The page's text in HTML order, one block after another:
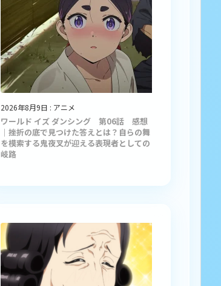
2026年8月9日 : アニメ
ワールド イズ ダンシング 第06話 感想
｜挫折の底で見つけた答えとは？自らの舞
を模索する鬼夜叉が迎える表現者としての
岐路